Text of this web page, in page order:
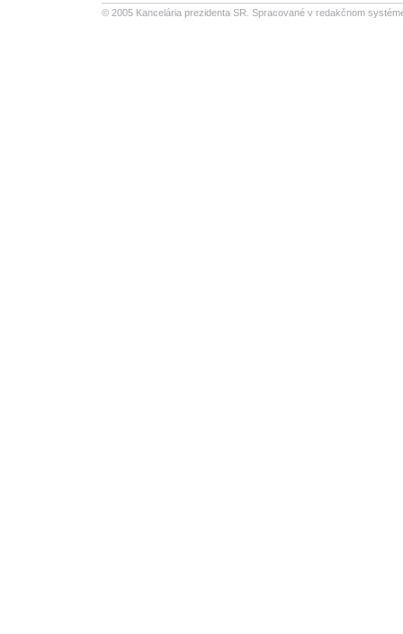
© 2005 Kancelária prezidenta SR. Spracované v redakčnom